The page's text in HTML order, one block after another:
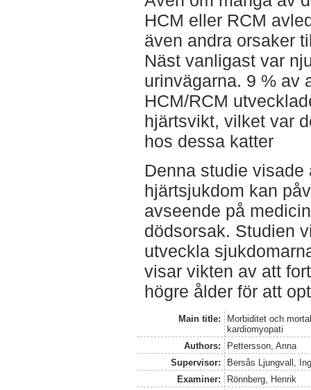
HCM eller RCM
även andra orsaker
Näst vanligast var
urinvägarna. 9 % av
HCM/RCM
hjärtsvikt, vilket var
hos dessa katter
Denna studie
hjärtsjukdom kan
avseende på
dödsorsak. Studien
utveckla
visar vikten av att
högre ålder för att
Main title:
Morbiditet och
kardiomyopati
Authors:
Pettersson, Anna
Supervisor:
Bersås Ljungvall,
Examiner:
Rönnberg, Henrik